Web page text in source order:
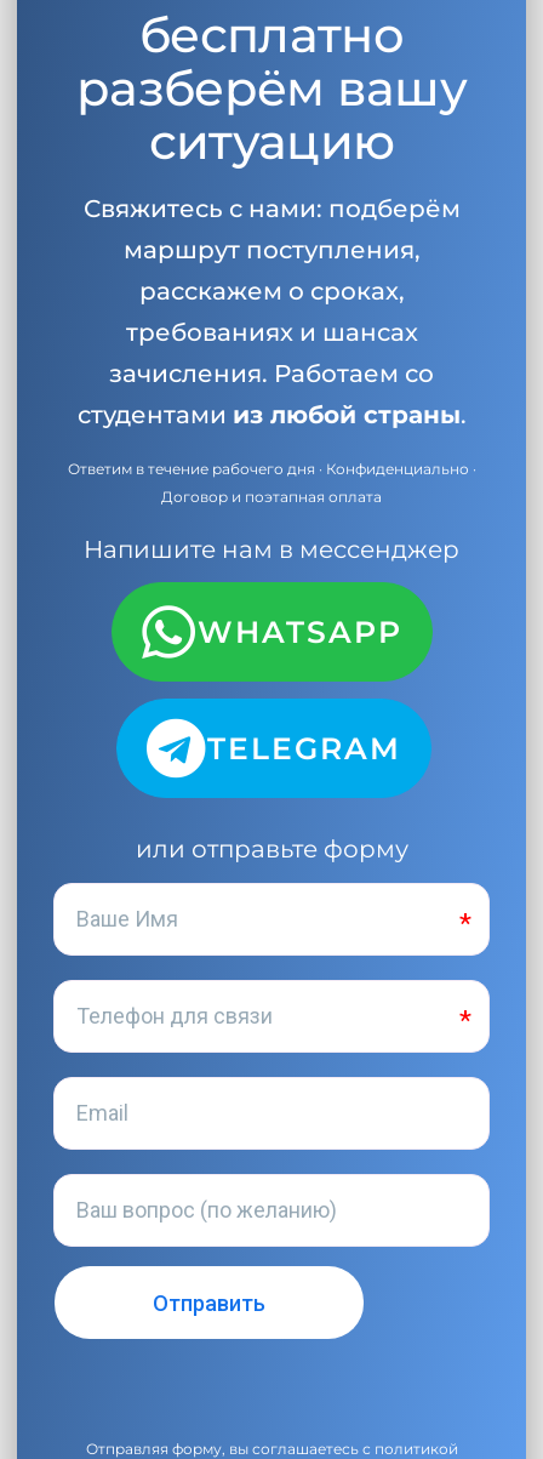
бесплатно
разберём вашу
ситуацию
Свяжитесь с нами: подберём
маршрут поступления,
расскажем о сроках,
требованиях и шансах
зачисления. Работаем со
студентами из любой страны.
Ответим в течение рабочего дня · Конфиденциально ·
Договор и поэтапная оплата
Напишите нам в мессенджер
WHATSAPP
TELEGRAM
или отправьте форму
Отправляя форму, вы соглашаетесь с политикой